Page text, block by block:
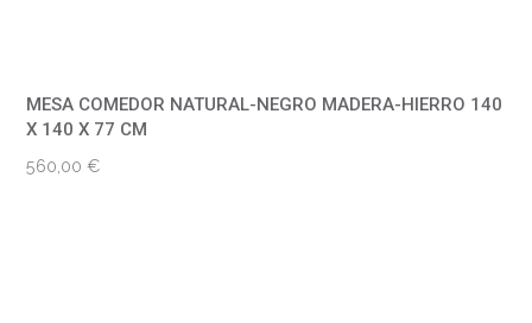
MESA COMEDOR NATURAL-NEGRO MADERA-HIERRO 140
X 140 X 77 CM
560,00€